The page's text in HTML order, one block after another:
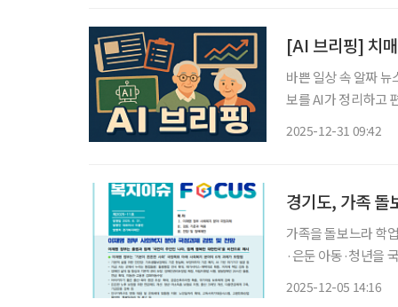
[AI 브리핑] 치
바쁜 일상 속 알짜
보를 AI가 정리하고 편집국 기
2025-12-31 09:42
경기도, 가족 돌
가족을 돌보느라 학
·은둔 아동·청년을
2025-12-05 14:16